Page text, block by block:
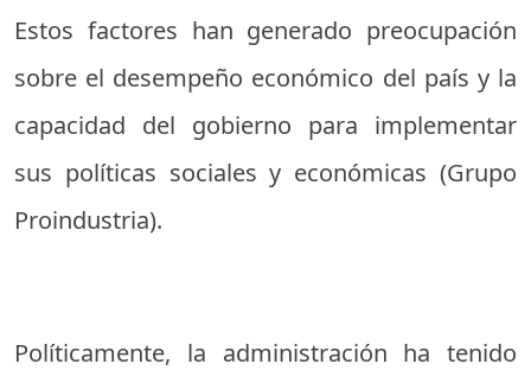
Estos factores han generado preocupación
sobre el desempeño económico del país y la
capacidad del gobierno para implementar
sus políticas sociales y económicas (Grupo
Proindustria).
Políticamente, la administración ha tenido